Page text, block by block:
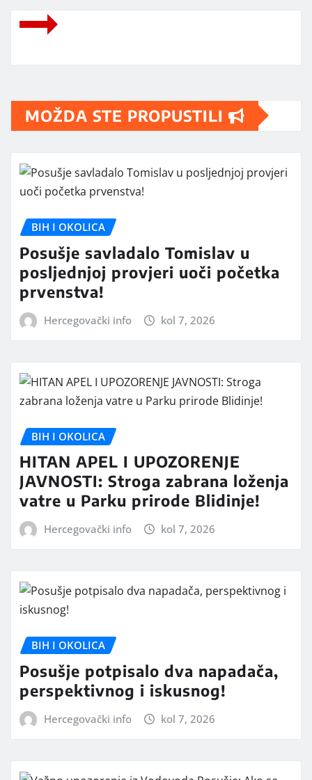
MOŽDA STE PROPUSTILI
BIH I OKOLICA
Posušje savladalo Tomislav u
posljednjoj provjeri uoči početka
prvenstva!
Hercegovački info kol 7, 2026
BIH I OKOLICA
HITAN APEL I UPOZORENJE
JAVNOSTI: Stroga zabrana loženja
vatre u Parku prirode Blidinje!
Hercegovački info kol 7, 2026
BIH I OKOLICA
Posušje potpisalo dva napadača,
perspektivnog i iskusnog!
Hercegovački info kol 7, 2026